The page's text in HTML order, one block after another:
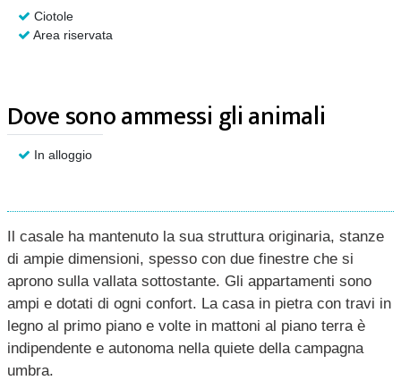
Ciotole
Area riservata
Dove sono ammessi gli animali
In alloggio
Il casale ha mantenuto la sua struttura originaria, stanze
di ampie dimensioni, spesso con due finestre che si
aprono sulla vallata sottostante. Gli appartamenti sono
ampi e dotati di ogni confort. La casa in pietra con travi in
legno al primo piano e volte in mattoni al piano terra è
indipendente e autonoma nella quiete della campagna
umbra.